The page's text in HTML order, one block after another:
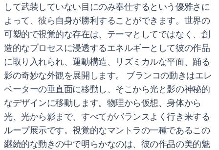
して武装していない目にのみ奉仕するという優雅さに
よって、彼ら自身が勝利することができます。世界の
可塑的で視覚的な存在は、テーマとしてではなく、創
造的なプロセスに浸透するエネルギーとして彼の作品
に取り入れられ、運動構造、リズミカルな平面、踊る
影の奇妙な外観を展開します。 ブランコの動きはエレ
ベーターの垂直面に移動し、そこから光と影の神秘的
なデザインに移動します。物理から仮想、身体から
光、光から影まで、すべてがバランスよく行き来する
ループ展示です。視覚的なマントラの一種であるこの
継続的な動きの中で明らかなのは、彼の作品の美的魅